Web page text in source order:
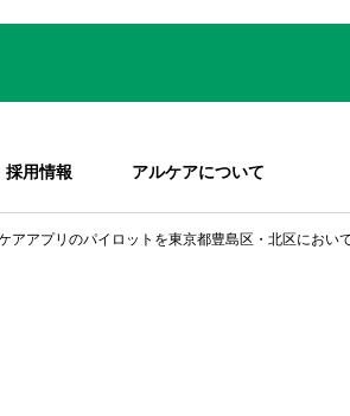
採用情報 アルケアについて
アアプリのパイロットを東京都豊島区・北区におい